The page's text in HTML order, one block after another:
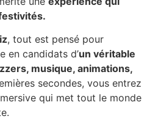
, tout est pensé pour
en candidats d’un véritable
musique, animations,
secondes, vous entrez
qui met tout le monde